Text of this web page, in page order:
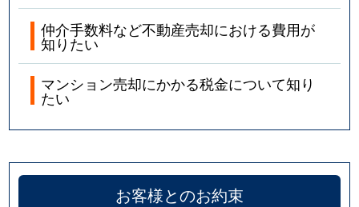
仲介手数料など不動産売却における費用が
知りたい
マンション売却にかかる税金について知り
たい
お客様とのお約束